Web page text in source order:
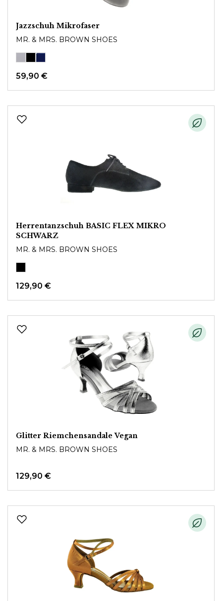
Jazzschuh Mikrofaser
MR. & MRS. BROWN SHOES
59,90 €
Herrentanzschuh BASIC FLEX MIKRO
SCHWARZ
MR. & MRS. BROWN SHOES
129,90 €
Glitter Riemchensandale Vegan
MR. & MRS. BROWN SHOES
129,90 €